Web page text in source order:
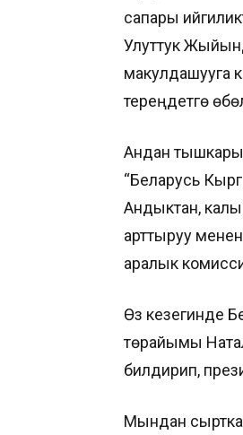
сапары
Улуттук
макулдашууга
тереңдетүүгө
Андан
“Беларусь
Андыктан,
арттыруу
аралык
Өз кезегинде
төрайымы
билдирип,
Мындан